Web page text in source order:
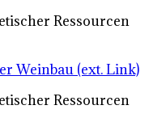
Ressourcen
Weinbau (ext. Link)
Ressourcen